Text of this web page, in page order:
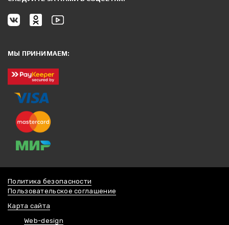
МЫ ПРИНИМАЕМ:
Политика безопасности
Пользовательское соглашение
Карта сайта
Web-design